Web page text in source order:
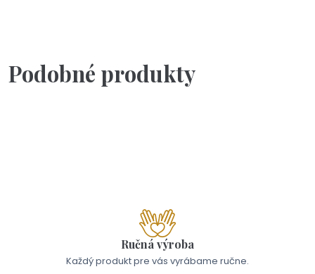
Podobné produkty
Ručná výroba
Každý produkt pre vás vyrábame ručne.